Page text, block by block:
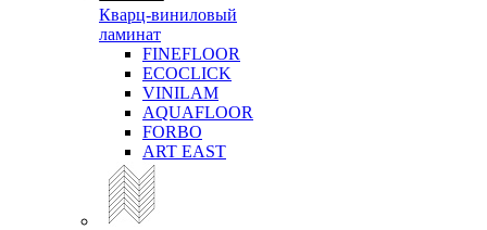
Кварц-виниловый
ламинат
FINEFLOOR
ECOCLICK
VINILAM
AQUAFLOOR
FORBO
ART EAST